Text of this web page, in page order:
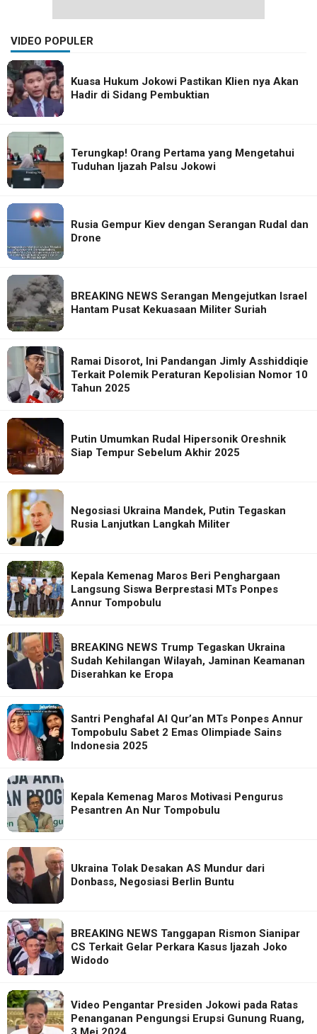
VIDEO POPULER
Kuasa Hukum Jokowi Pastikan Klien nya Akan
Hadir di Sidang Pembuktian
Terungkap! Orang Pertama yang Mengetahui
Tuduhan Ijazah Palsu Jokowi
Rusia Gempur Kiev dengan Serangan Rudal dan
Drone
BREAKING NEWS Serangan Mengejutkan Israel
Hantam Pusat Kekuasaan Militer Suriah
Ramai Disorot, Ini Pandangan Jimly Asshiddiqie
Terkait Polemik Peraturan Kepolisian Nomor 10
Tahun 2025
Putin Umumkan Rudal Hipersonik Oreshnik
Siap Tempur Sebelum Akhir 2025
Negosiasi Ukraina Mandek, Putin Tegaskan
Rusia Lanjutkan Langkah Militer
Kepala Kemenag Maros Beri Penghargaan
Langsung Siswa Berprestasi MTs Ponpes
Annur Tompobulu
BREAKING NEWS Trump Tegaskan Ukraina
Sudah Kehilangan Wilayah, Jaminan Keamanan
Diserahkan ke Eropa
Santri Penghafal Al Qur’an MTs Ponpes Annur
Tompobulu Sabet 2 Emas Olimpiade Sains
Indonesia 2025
Kepala Kemenag Maros Motivasi Pengurus
Pesantren An Nur Tompobulu
Ukraina Tolak Desakan AS Mundur dari
Donbass, Negosiasi Berlin Buntu
BREAKING NEWS Tanggapan Rismon Sianipar
CS Terkait Gelar Perkara Kasus Ijazah Joko
Widodo
Video Pengantar Presiden Jokowi pada Ratas
Penanganan Pengungsi Erupsi Gunung Ruang,